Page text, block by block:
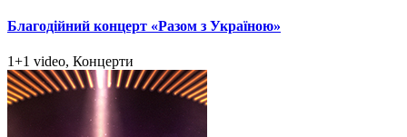
Благодійний концерт «Разом з Україною»
1+1 video, Концерти